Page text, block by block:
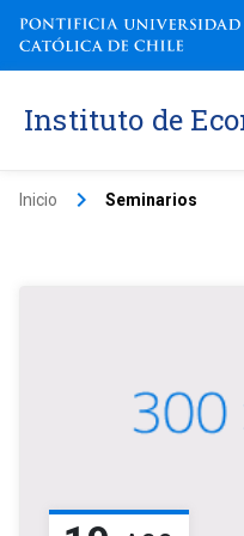
Instituto de
Inicio keyboard_arrow_right Seminarios